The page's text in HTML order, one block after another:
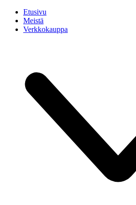
Etusivu
Meistä
Verkkokauppa